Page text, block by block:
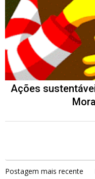
Ações
Postagem mais recente